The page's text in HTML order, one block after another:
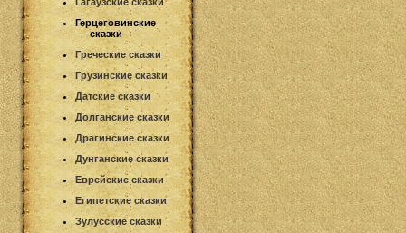
Герцеговинские
сказки
Греческие сказки
Грузинские сказки
Датские сказки
Долганские сказки
Драгинские сказки
Дунганские сказки
Еврейские сказки
Египетские сказки
Зулусские сказки